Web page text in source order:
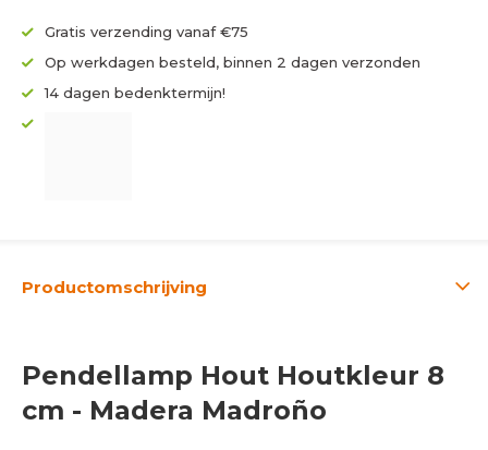
Gratis verzending vanaf €75
Op werkdagen besteld, binnen 2 dagen verzonden
14 dagen bedenktermijn!
Productomschrijving
Pendellamp Hout Houtkleur 8
cm - Madera Madroño